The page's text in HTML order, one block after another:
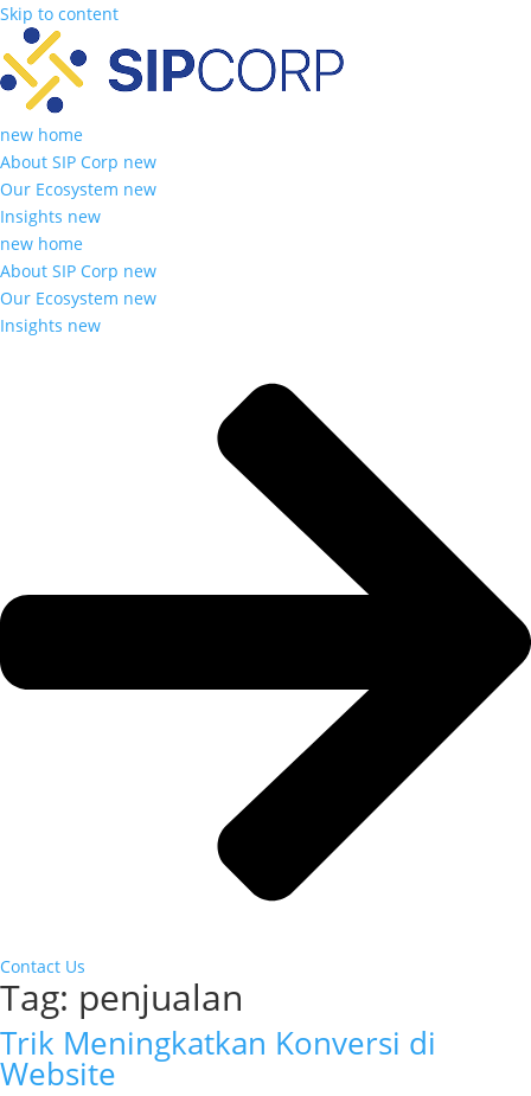
Skip to content
new home
About SIP Corp new
Our Ecosystem new
Insights new
new home
About SIP Corp new
Our Ecosystem new
Insights new
Contact Us
Tag: penjualan
Trik Meningkatkan Konversi di
Website